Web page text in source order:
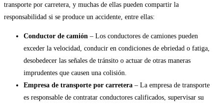
transporte por carretera, y muchas de ellas pueden compartir la
responsabilidad si se produce un accidente, entre ellas:
Conductor de camión – Los conductores de camiones pueden
exceder la velocidad, conducir en condiciones de ebriedad o fatiga,
desobedecer las señales de tránsito o actuar de otras maneras
imprudentes que causen una colisión.
Empresa de transporte por carretera – La empresa de transporte
es responsable de contratar conductores calificados, supervisar su